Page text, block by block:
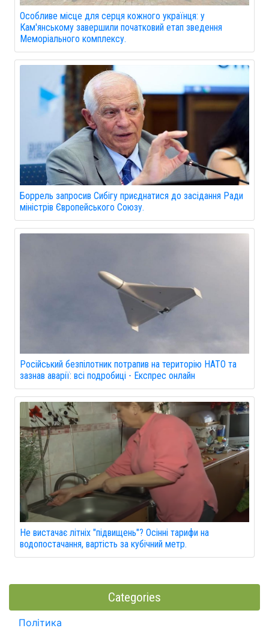
Особливе місце для серця кожного українця: у
Кам'янському завершили початковий етап зведення
Меморіального комплексу.
Боррель запросив Сибігу приєднатися до засідання Ради
міністрів Європейського Союзу.
Російський безпілотник потрапив на територію НАТО та
зазнав аварії: всі подробиці - Експрес онлайн
Не вистачає літніх "підвищень"? Осінні тарифи на
водопостачання, вартість за кубічний метр.
Categories
Політика